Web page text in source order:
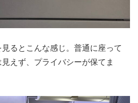
るとこんな感じ。普通に座って
えず、プライバシーが保てま